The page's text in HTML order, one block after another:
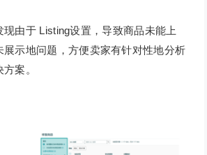
由于 Listing设置，导致商品未能上
展示地问题，方便卖家有针对性地分析
案。